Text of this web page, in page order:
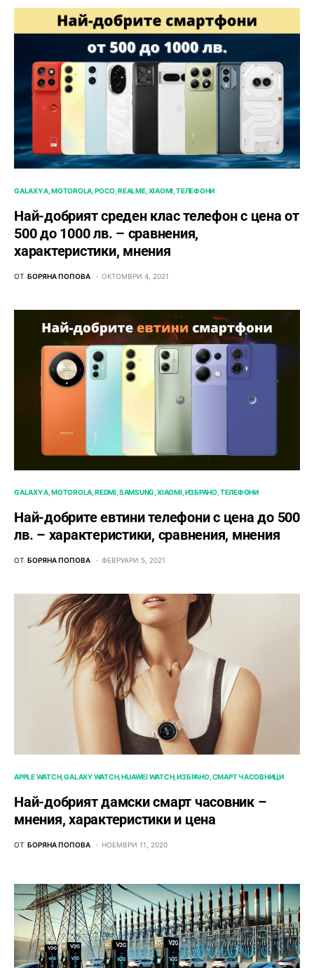
GALAXY A MOTOROLA POCO REALME XIAOMI ТЕЛЕФОНИ
Най-добрият среден клас телефон с цена от
500 до 1000 лв. – сравнения,
характеристики, мнения
ОТ БОРЯНА ПОПОВА ОКТОМВРИ 4, 2021
GALAXY A MOTOROLA REDMI SAMSUNG XIAOMI ИЗБРАНО ТЕЛЕФОНИ
Най-добрите евтини телефони с ценa до 500
лв. – характeристики, сравнения, мнения
ОТ БОРЯНА ПОПОВА ФЕВРУАРИ 5, 2021
APPLE WATCH GALAXY WATCH HUAWEI WATCH ИЗБРАНО СМАРТ ЧАСОВНИЦИ
Най-добрият дамски смарт часовник –
мнения, характеристики и цена
ОТ БОРЯНА ПОПОВА НОЕМВРИ 11, 2020